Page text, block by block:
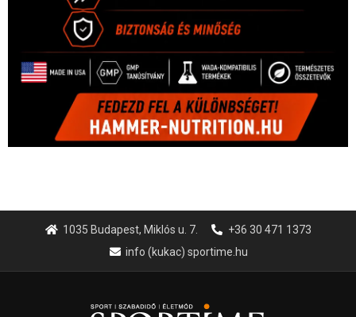
1035 Budapest, Miklós u. 7.
+36 30 471 1373
info (kukac) sportime.hu